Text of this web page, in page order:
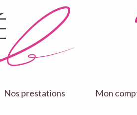
Nos prestations Mon